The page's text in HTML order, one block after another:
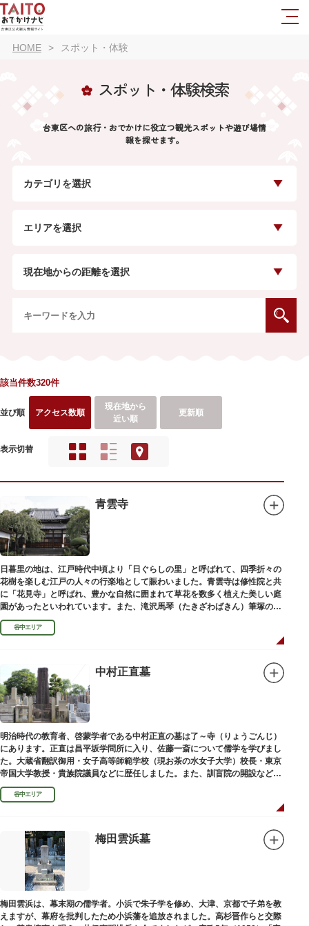
HOME スポット・体験
スポット・体験検索
台東区への旅行・おでかけに役立つ観光スポットや遊び場情
報を探せます。
カテゴリを選択
エリアを選択
現在地からの距離を選択
該当件数320件
並び順 アクセス数順
現在地から
近い順
更新順
表示切替
青雲寺
日暮里の地は、江戸時代中頃より「日ぐらしの里」と呼ばれて、四季折々の
花樹を楽しむ江戸の人々の行楽地として賑わいました。青雲寺は修性院と共
に「花見寺」と呼ばれ、豊かな自然に囲まれて草花を数多く植えた美しい庭
園があったといわれています。また、滝沢馬琴（たきざわばきん）筆塚の碑
があります。
谷中エリア
中村正直墓
明治時代の教育者、啓蒙学者である中村正直の墓は了～寺（りょうごんじ）
にあります。正直は昌平坂学問所に入り、佐藤一斎について儒学を学びまし
た。大蔵省翻訳御用・女子高等師範学校（現お茶の水女子大学）校長・東京
帝国大学教授・貴族院議員などに歴任しました。また、訓盲院の開設など女
子教育や障害者教育にも力を注ぎました。明治24（1891）病没しました。
谷中エリア
梅田雲浜墓
梅田雲浜は、幕末期の儒学者。小浜で朱子学を修め、大津、京都で子弟を教
えますが、幕府を批判したため小浜藩を追放されました。高杉晋作らと交際